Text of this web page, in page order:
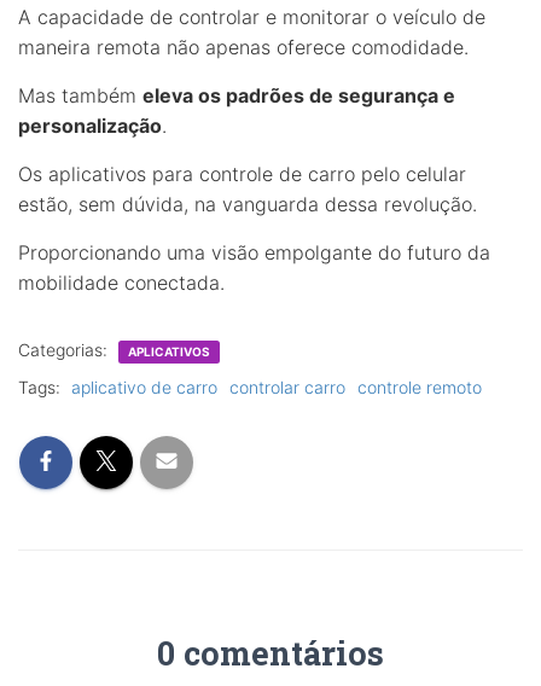
A capacidade de controlar e monitorar o veículo de
maneira remota não apenas oferece comodidade.
Mas também eleva os padrões de segurança e
personalização.
Os aplicativos para controle de carro pelo celular
estão, sem dúvida, na vanguarda dessa revolução.
Proporcionando uma visão empolgante do futuro da
mobilidade conectada.
Categorias: APLICATIVOS
Tags: aplicativo de carro controlar carro controle remoto
0 comentários